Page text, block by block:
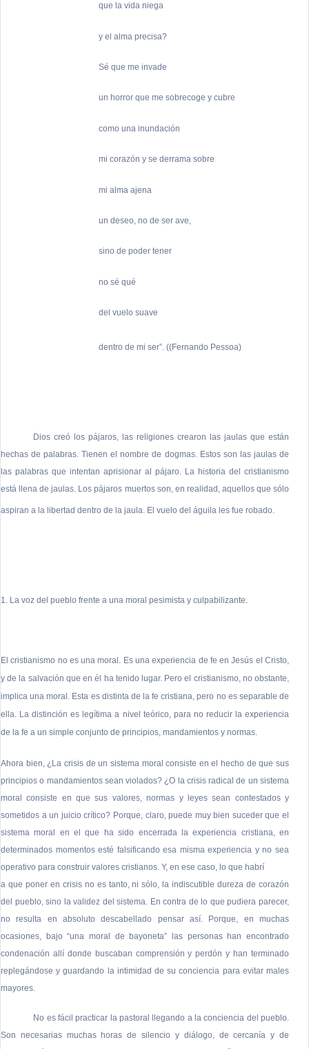
que la vida niega
y el alma precisa?
Sé que me invade
un horror que me sobrecoge y cubre
como una inundación
mi corazón y se derrama sobre
mi alma ajena
un deseo, no de ser ave,
sino de poder tener
no sé qué
del vuelo suave
dentro de mi ser”. ((Fernando Pessoa)
Dios creó los pájaros, las religiones crearon las jaulas que están
hechas de palabras. Tienen el nombre de dogmas. Estos son las jaulas de
las palabras que intentan aprisionar al pájaro. La historia del cristianismo
está llena de jaulas. Los pájaros muertos son, en realidad, aquellos que sólo
aspiran a la libertad dentro de la jaula. El vuelo del águila les fue robado.
1. La voz del pueblo frente a una moral pesimista y culpabilizante.
El cristianismo no es una moral. Es una experiencia de fe en Jesús el Cristo,
y de la salvación que en él ha tenido lugar. Pero el cristianismo, no obstante,
implica una moral. Esta es distinta de la fe cristiana, pero no es separable de
ella. La distinción es legítima a nivel teórico, para no reducir la experiencia
de la fe a un simple conjunto de principios, mandamientos y normas.
Ahora bien, ¿La crisis de un sistema moral consiste en el hecho de que sus
principios o mandamientos sean violados? ¿O la crisis radical de un sistema
moral consiste en que sus valores, normas y leyes sean contestados y
sometidos a un juicio crítico? Porque, claro, puede muy bien suceder que el
sistema moral en el que ha sido encerrada la experiencia cristiana, en
determinados momentos esté falsificando esa misma experiencia y no sea
operativo para construir valores cristianos. Y, en ese caso, lo que habrí
a que poner en crisis no es tanto, ni sólo, la indiscutible dureza de corazón
del pueblo, sino la validez del sistema. En contra de lo que pudiera parecer,
no resulta en absoluto descabellado pensar así. Porque, en muchas
ocasiones, bajo “una moral de bayoneta” las personas han encontrado
condenación allí donde buscaban comprensión y perdón y han terminado
replegándose y guardando la intimidad de su conciencia para evitar males
mayores.
No es fácil practicar la pastoral llegando a la conciencia del pueblo.
Son necesarias muchas horas de silencio y diálogo, de cercanía y de